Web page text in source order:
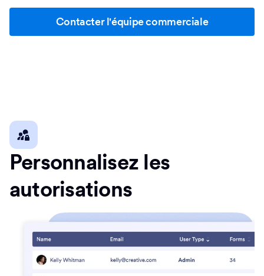
Contacter l'équipe commerciale
Personnalisez les
autorisations